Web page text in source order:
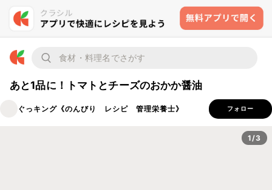
あと1品に！トマトとチーズのおかか醤油
ぐっキング《のんびり レシピ 管理栄養士》 フォロー
1/3